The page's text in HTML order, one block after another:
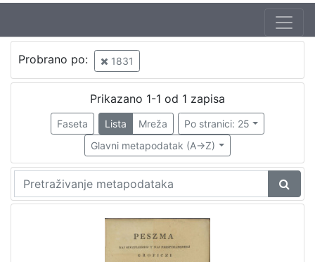
Probrano po: 1831
Prikazano 1-1 od 1 zapisa
Faseta Lista Mreža
Po stranici: 25
Glavni metapodatak (A->Z)